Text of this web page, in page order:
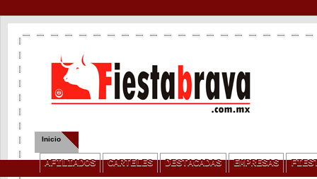
Inicio
AFILIADOS CARTELES DESTACADAS EMPRESAS